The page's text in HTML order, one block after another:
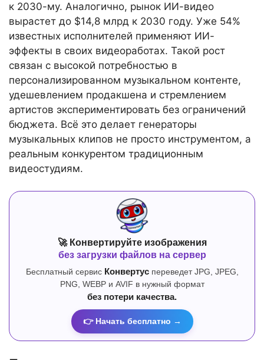
к 2030-му. Аналогично, рынок ИИ-видео
вырастет до $14,8 млрд к 2030 году. Уже 54%
известных исполнителей применяют ИИ-
эффекты в своих видеоработах. Такой рост
связан с высокой потребностью в
персонализированном музыкальном контенте,
удешевлением продакшена и стремлением
артистов экспериментировать без ограничений
бюджета. Всё это делает генераторы
музыкальных клипов не просто инструментом, а
реальным конкурентом традиционным
видеостудиям.
🚀 Конвертируйте изображения
без загрузки файлов на сервер
Бесплатный сервис Конвертуспереведет JPG, JPEG,
PNG, WEBP и AVIF в нужный формат
без потери качества.
👉 Начать бесплатно →